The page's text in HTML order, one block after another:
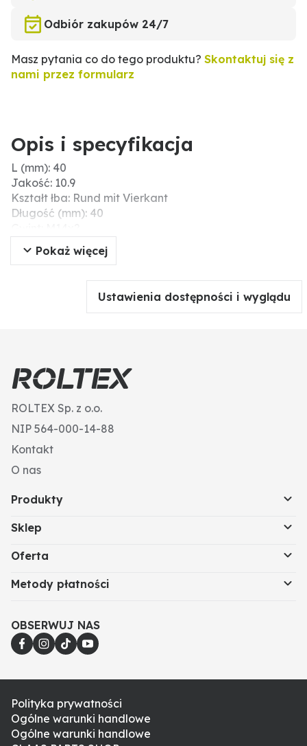
Odbiór zakupów 24/7
Masz pytania co do tego produktu? Skontaktuj się z
nami przez formularz
Opis i specyfikacja
L (mm): 40
Jakość: 10.9
Kształt łba: Rund mit Vierkant
Długość (mm): 40
Ø łba (mm): 28
Pokaż więcej
Ustawienia dostępności i wyglądu
ROLTEX Sp. z o.o.
NIP 564-000-14-88
Kontakt
O nas
Produkty
Sklep
Oferta
Metody płatności
OBSERWUJ NAS
Polityka prywatności
Ogólne warunki handlowe
Ogólne warunki handlowe